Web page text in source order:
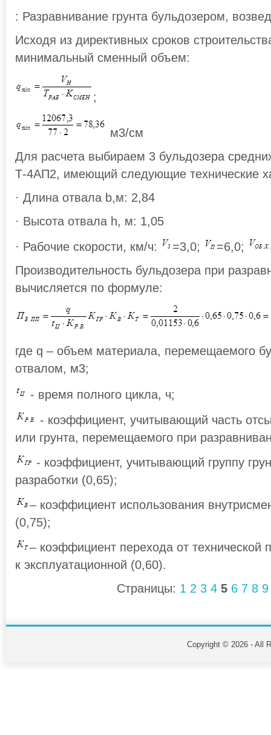
: Разравнивание грунта бульдозером,
Исходя из директивных сроков
минимальный сменный объем:
;
м3/см
Для расчета выбираем 3 бульдозера
Т-4АП2, имеющий следующие технические
· Длина отвала b,м: 2,84
· Высота отвала h, м: 1,05
· Рабочие скорости, км/ч:
=3,0;
=6,0;
Производительность бульдозера при
вычисляется по формуле:
где q – объем материала, перемещаемого
отвалом, м3;
- время полного цикла, ч;
- коэффициент, учитывающий часть
или грунта, перемещаемого при
- коэффициент, учитывающий группу
разработки (0,65);
– коэффициент использования
(0,75);
– коэффициент перехода от технической
к эксплуатационной (0,60).
Страницы: 1 2 3 4 5 6 7 8 9
Copyright © 2026 - All